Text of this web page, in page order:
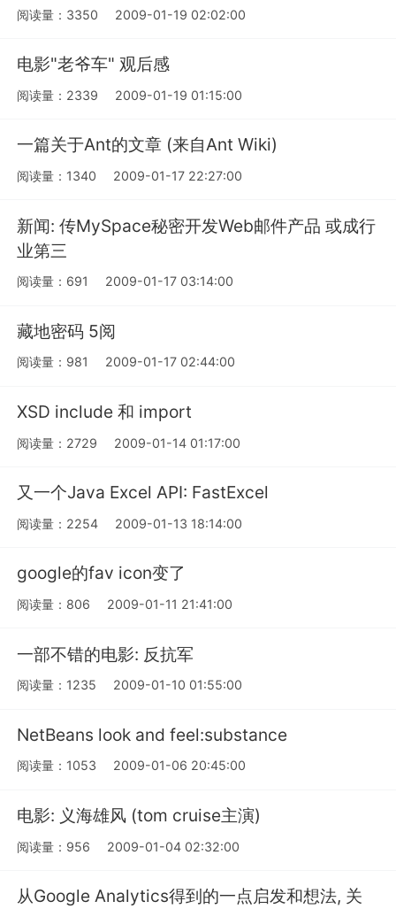
阅读量：3350 2009-01-19 02:02:00
电影"老爷车" 观后感
阅读量：2339 2009-01-19 01:15:00
一篇关于Ant的文章 (来自Ant Wiki)
阅读量：1340 2009-01-17 22:27:00
新闻: 传MySpace秘密开发Web邮件产品 或成行
业第三
阅读量：691 2009-01-17 03:14:00
藏地密码 5阅
阅读量：981 2009-01-17 02:44:00
XSD include 和 import
阅读量：2729 2009-01-14 01:17:00
又一个Java Excel API: FastExcel
阅读量：2254 2009-01-13 18:14:00
google的fav icon变了
阅读量：806 2009-01-11 21:41:00
一部不错的电影: 反抗军
阅读量：1235 2009-01-10 01:55:00
NetBeans look and feel:substance
阅读量：1053 2009-01-06 20:45:00
电影: 义海雄风 (tom cruise主演)
阅读量：956 2009-01-04 02:32:00
从Google Analytics得到的一点启发和想法, 关